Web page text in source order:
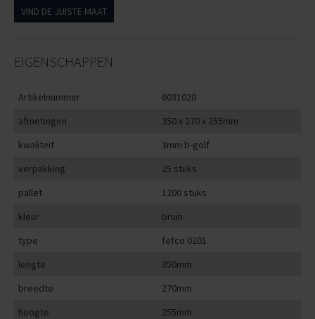
VIND DE JUISTE MAAT
EIGENSCHAPPEN
Artikelnummer
6031020
afmetingen
350 x 270 x 255mm
kwaliteit
3mm b-golf
verpakking
25 stuks
pallet
1200 stuks
kleur
bruin
type
fefco 0201
lengte
350mm
breedte
270mm
hoogte
255mm